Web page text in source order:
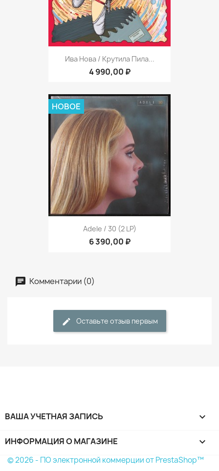
Ива Нова / Крутила Пила...
4 990,00 ₽
Adele / 30 (2 LP)
6 390,00 ₽
НОВОЕ
Комментарии (0)
Оставьте отзыв первым
ВАША УЧЕТНАЯ ЗАПИСЬ 
ИНФОРМАЦИЯ О МАГАЗИНЕ keyboard_arrow_down
© 2026 - ПО электронной коммерции от PrestaShop™